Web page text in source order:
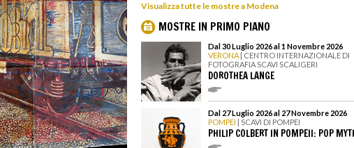
Visualizza tutte le mostre a Modena
MOSTRE IN PRIMO PIANO
Dal 30 Luglio 2026 al 1 Novembre 2026
VERONA | CENTRO INTERNAZIONALE DI
FOTOGRAFIA SCAVI SCALIGERI
DOROTHEA LANGE
Dal 27 Luglio 2026 al 27 Novembre 2026
POMPEI | SCAVI DI POMPEI
PHILIP COLBERT IN POMPEII: POP